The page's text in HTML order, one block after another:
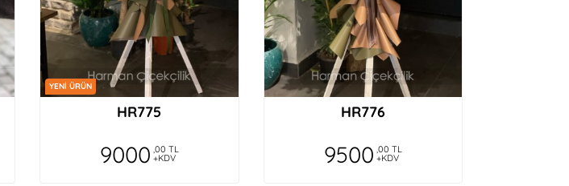
YENİ ÜRÜN
HR775
9000 ,00 TL
+KDV
HR776
9500 ,00 TL
+KDV